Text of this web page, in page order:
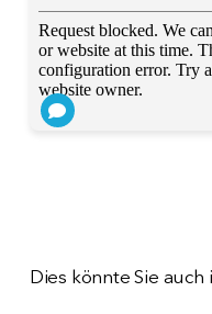
Dies könnte Sie auch